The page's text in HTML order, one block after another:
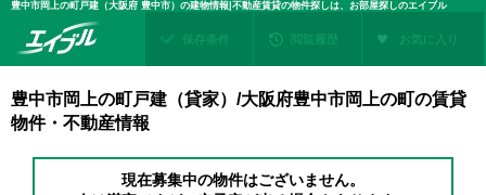
豊中市岡上の町戸建（大阪府 豊中市）の建物情報|不動産賃貸の物件探しは、お部屋探しのエイブル
保存条件 閲覧履歴 お気に入り
豊中市岡上の町戸建（貸家）/大阪府豊中市岡上の町の賃貸
物件・不動産情報
現在募集中の物件はございません。